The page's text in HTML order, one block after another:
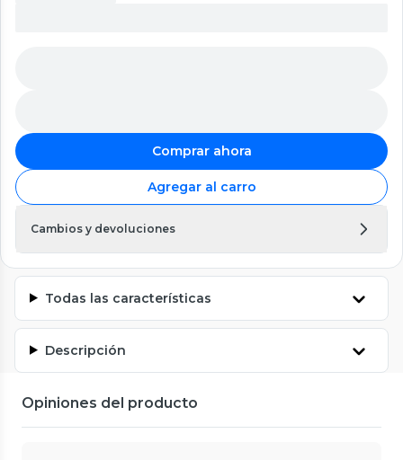
Comprar ahora
Agregar al carro
Cambios y devoluciones
Todas las características
Descripción
Opiniones del producto